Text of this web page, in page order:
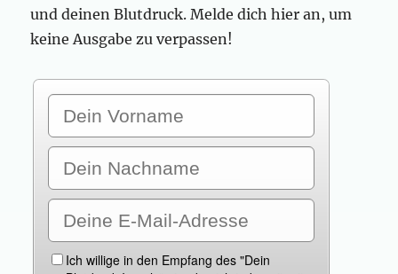
und deinen Blutdruck. Melde dich hier an, um
keine Ausgabe zu verpassen!